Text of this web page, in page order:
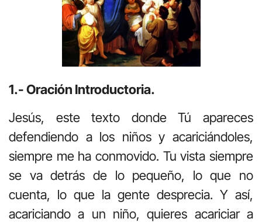
1.- Oración Introductoria.
Jesús, este texto donde Tú apareces
defendiendo a los niños y acariciándoles,
siempre me ha conmovido. Tu vista siempre
se va detrás de lo pequeño, lo que no
cuenta, lo que la gente desprecia. Y así,
acariciando a un niño, quieres acariciar a